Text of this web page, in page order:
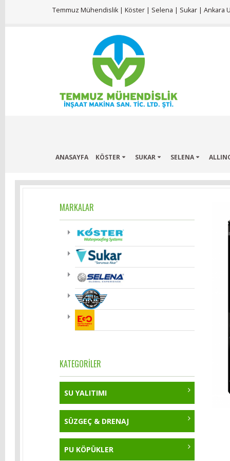
Temmuz Mühendislik | Köster | Selena | Sukar | Ankara
ANASAYFA KÖSTER SUKAR SELENA
MARKALAR
KATEGORİLER
SU YALITIMI
Çimento Esaslı Su Yalıtımı
Yalıtım Harcı
Bitüm-Kauçuk Esaslı Su Yalıtımı
SÜZGEÇ & DRENAJ
PU KÖPÜKLER